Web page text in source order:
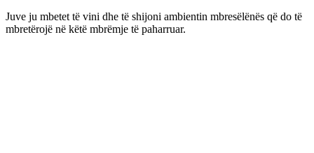
Juve ju mbetet të vini dhe të shijoni ambientin mbresëlënës që do të
mbretërojë në këtë mbrëmje të paharruar.